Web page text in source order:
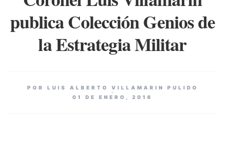
publica Colección Genios de
la Estrategia Militar
POR LUIS ALBERTO VILLAMARIN PULIDO
01 DE ENERO, 2016